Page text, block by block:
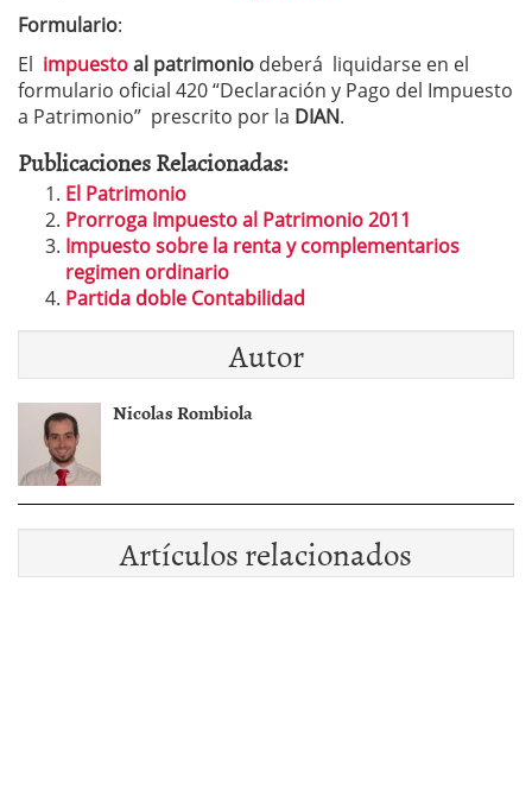
Formulario:
El impuestoal patrimonio deberá liquidarse en el
formulario oficial 420 “Declaración y Pago del Impuesto
a Patrimonio” prescrito por la DIAN.
Publicaciones Relacionadas:
El Patrimonio
Prorroga Impuesto al Patrimonio 2011
Impuesto sobre la renta y complementarios
regimen ordinario
Partida doble Contabilidad
Autor
Nicolas Rombiola
Artículos relacionados